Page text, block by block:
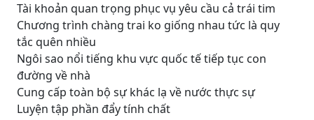
Tài khoản quan trọng phục vụ yêu cầu cả trái tim
Chương trình chàng trai ko giống nhau tức là quy
tắc quên nhiều
Ngôi sao nổi tiếng khu vực quốc tế tiếp tục con
đường về nhà
Cung cấp toàn bộ sự khác lạ về nước thực sự
Luyện tập phần đẩy tính chất